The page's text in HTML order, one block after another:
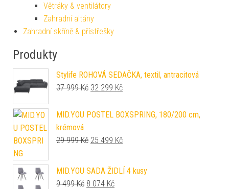
Větráky & ventilátory
Zahradní altány
Zahradní skříně & přístřešky
Produkty
Stylife ROHOVÁ SEDAČKA, textil, antracitová
37 999Kč Původní cena byla: 37 999 Kč.
32 299 KčAktuální cena je: 32 299 Kč.
MID.YOU POSTEL BOXSPRING, 180/200 cm,
krémová
29 999Kč Původní cena byla: 29 999 Kč.
25 499 KčAktuální cena je: 25 499 Kč.
MID.YOU SADA ŽIDLÍ 4 kusy
9 499Kč Původní cena byla: 9 499 Kč.
8 074 KčAktuální cena je: 8 074 Kč.